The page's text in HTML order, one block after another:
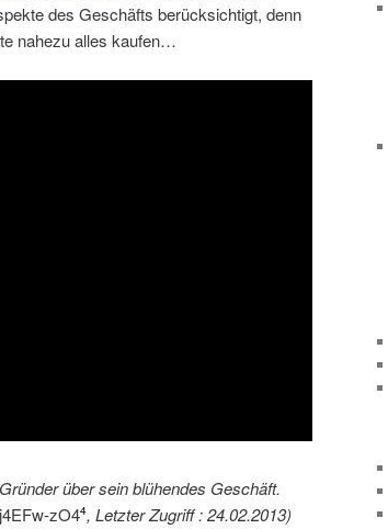
des Geschäfts berücksichtigt, denn
nahezu alles kaufen…
über sein blühendes Geschäft.
zO44, Letzter Zugriff : 24.02.2013)